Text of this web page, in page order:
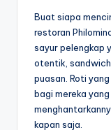
Buat siapa
restoran
sayur pelengkap
otentik,
puasan. Roti
bagi mereka
kapan saja.